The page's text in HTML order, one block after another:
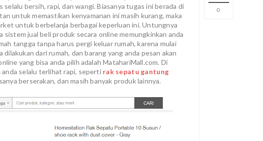
0
bersih, rapi, dan wangi. Biasanya tugas ini berada di
untuk memastikan kenyamanan ini masih kurang, maka
untuk berbelanja berbagai keperluan ini. Untungnya
jual beli produk secara online memungkinkan anda
tangga tanpa harus pergi keluar rumah, karena mulai
dari rumah, dan barang yang anda pesan akan
yang bisa anda pilih adalah MatahariMall.com. Di
selalu terlihat rapi, seperti rak sepatu gantung
berserakan, dan masih banyak produk lainnya.